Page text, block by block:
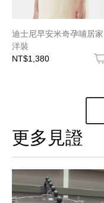
迪士尼早安米奇孕哺居家
洋裝
NT$1,380
更多見證